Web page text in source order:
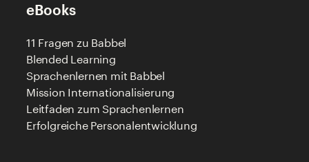
eBooks
11 Fragen zu Babbel
Blended Learning
Sprachenlernen mit Babbel
Mission Internationalisierung
Leitfaden zum Sprachenlernen
Erfolgreiche Personalentwicklung